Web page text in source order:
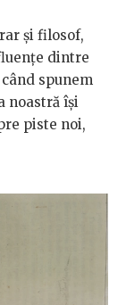
și filosof,
dintre
spunem
noastră își
piste noi,